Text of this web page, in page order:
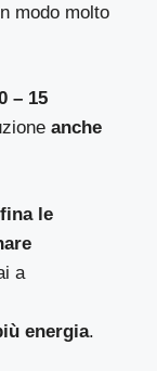
modo molto
– 15
anche
le
a
energia.